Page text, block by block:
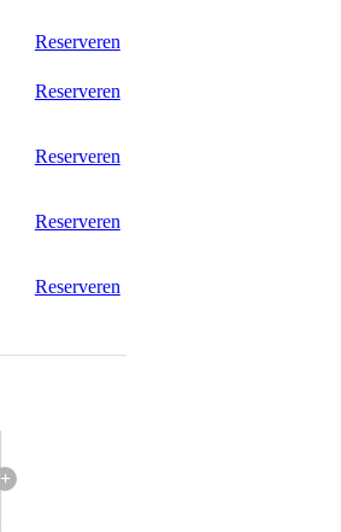
Reserveren
Reserveren
Reserveren
Reserveren
Reserveren
+